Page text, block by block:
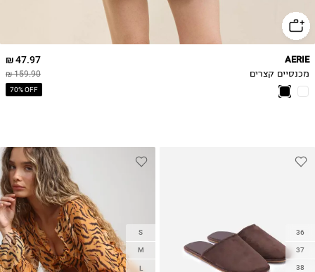
47.97 ₪
159.90 ₪
70% OFF
AERIE
מכנסיים קצרים
36
37
38
S
M
L